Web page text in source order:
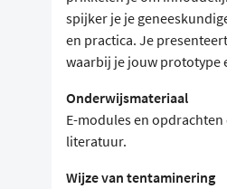
spijker je je
en practica. Je
waarbij je jouw prototype
Onderwijsmateriaal
E-modules en
literatuur.
Wijze van tentaminering